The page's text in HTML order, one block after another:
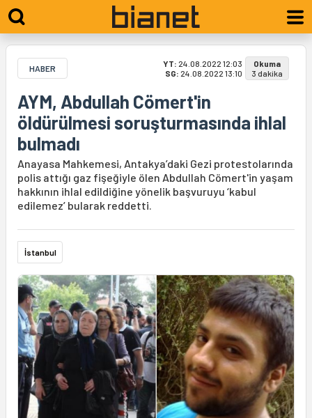
HABER YT: 24.08.2022 12:03
SG: 24.08.2022 13:10
Okuma
3 dakika
AYM, Abdullah Cömert'in
öldürülmesi soruşturmasında ihlal
bulmadı
Anayasa Mahkemesi, Antakya’daki Gezi protestolarında
polis attığı gaz fişeğiyle ölen Abdullah Cömert'in yaşam
hakkının ihlal edildiğine yönelik başvuruyu ‘kabul
edilemez’ bularak reddetti.
İstanbul